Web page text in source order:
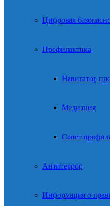
Цифровая
Профилактика
Навигатор
Медиация
Совет
Антитеррор
Информация о